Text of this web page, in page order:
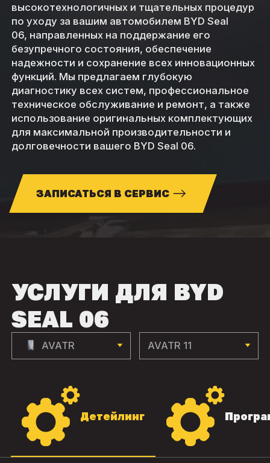
высокотехнологичных и тщательных процедур
по уходу за вашим автомобилем BYD Seal
06, направленных на поддержание его
безупречного состояния, обеспечение
надежности и сохранение всех инновационных
функций. Мы предлагаем глубокую
диагностику всех систем, профессиональное
техническое обслуживание и ремонт, а также
использование оригинальных комплектующих
для максимальной производительности и
долговечности вашего BYD Seal 06.
ЗАПИСАТЬСЯ В СЕРВИС
УСЛУГИ ДЛЯ BYD
SEAL 06
AVATR AVATR 11
Детейлинг